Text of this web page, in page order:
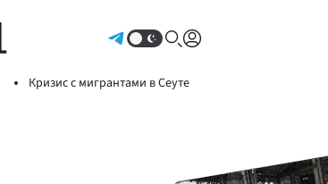
Кризис с мигрантами в Сеуте